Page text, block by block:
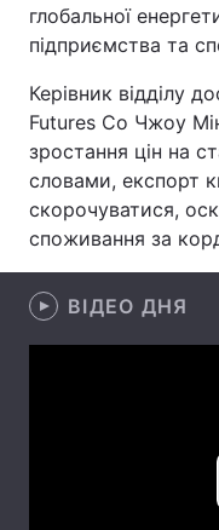
Цікавинки
Екологія
Лонгріди
Відео з Youtube
Архів
глобальної
підприємства та
Керівник відділу
Futures Co Чжоу
зростання цін на
словами, експорт
скорочуватися,
споживання за
ВІДЕО ДНЯ